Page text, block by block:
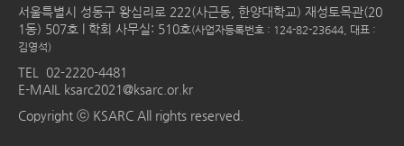
서울특별시 성동구 왕십리로 222(사근동, 한양대학교) 재성토목관(20
1동) 507호 l 학회 사무실: 510호(사업자등록번호 : 124-82-23644, 대표 :
김영석)
TEL 02-2220-4481
E-MAIL
ksarc2021@ksarc.or.kr
Copyright ⓒ KSARC All rights reserved.